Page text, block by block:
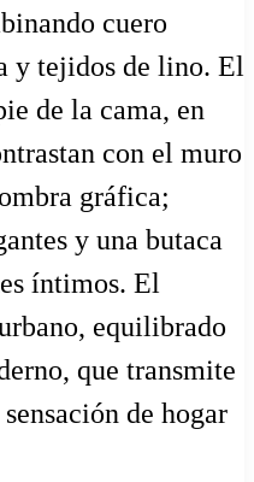
cuero
y tejidos de lino. El
de la cama, en
con el muro
gráfica;
y una butaca
íntimos. El
equilibrado
que transmite
de hogar